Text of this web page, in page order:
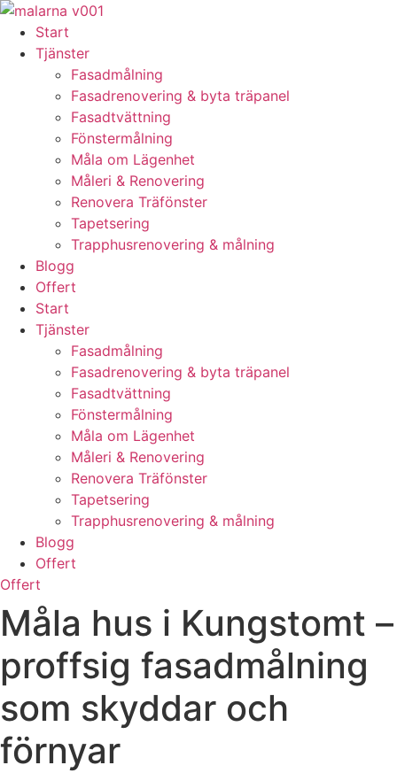
Skip
content
Start
Tjänster
Fasadmålning
Fasadrenovering & byta träpanel
Fasadtvättning
Fönstermålning
Måla om Lägenhet
Måleri & Renovering
Renovera Träfönster
Tapetsering
Trapphusrenovering & målning
Blogg
Offert
Start
Tjänster
Fasadmålning
Fasadrenovering & byta träpanel
Fasadtvättning
Fönstermålning
Måla om Lägenhet
Måleri & Renovering
Renovera Träfönster
Tapetsering
Trapphusrenovering & målning
Blogg
Offert
Offert
Måla hus i Kungstomt –
proffsig fasadmålning
som skyddar och
förnyar